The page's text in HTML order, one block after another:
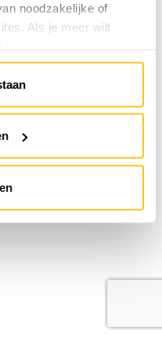
noodzakelijke of
Als je meer wilt
. Je kunt de cookie
via de link onderaan